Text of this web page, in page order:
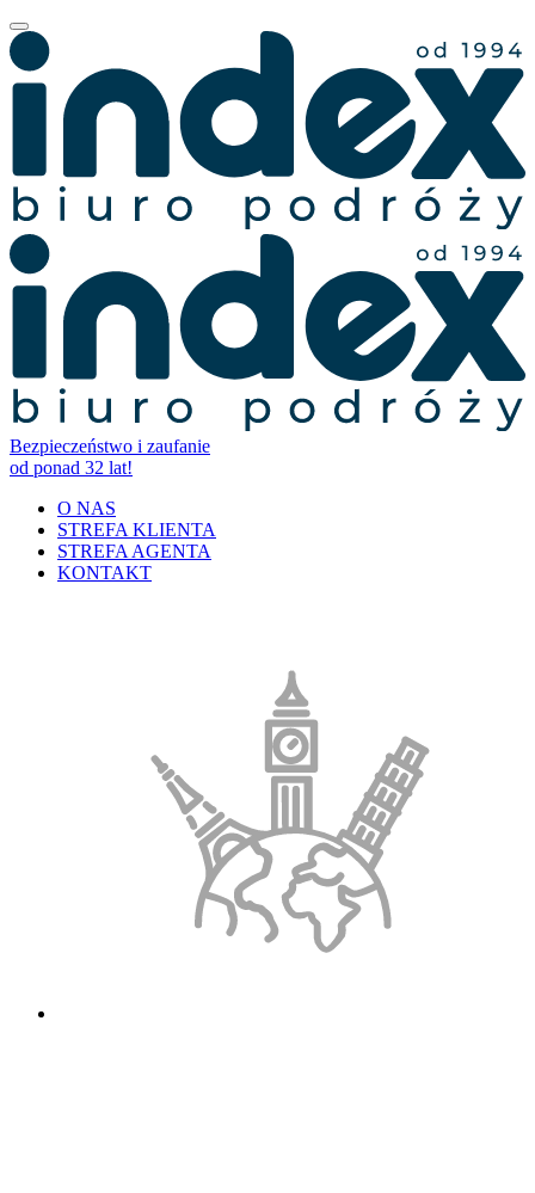
Bezpieczeństwo i zaufanie
od ponad 32 lat!
O NAS
STREFA KLIENTA
STREFA AGENTA
KONTAKT